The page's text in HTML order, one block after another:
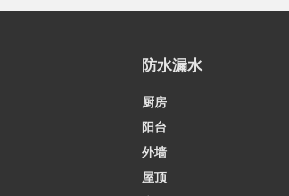
防水漏水
厨房
阳台
外墙
屋顶